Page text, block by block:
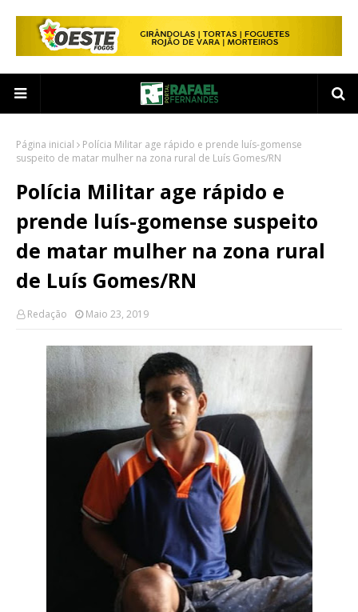
Página inicial
Polícia Militar age rápido e prende luís-gomense
suspeito de matar mulher na zona rural de Luís Gomes/RN
Polícia Militar age rápido e
prende luís-gomense suspeito
de matar mulher na zona rural
de Luís Gomes/RN
Redação Maio 23, 2019